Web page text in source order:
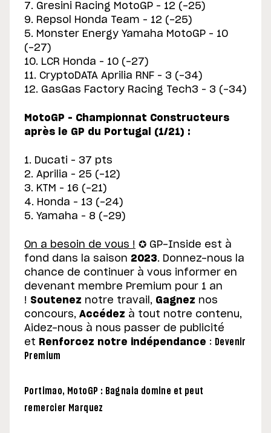
7. Gresini Racing MotoGP – 12 (-25)
9. Repsol Honda Team – 12 (-25)
5. Monster Energy Yamaha MotoGP – 10
(-27)
10. LCR Honda – 10 (-27)
11. CryptoDATA Aprilia RNF – 3 (-34)
12. GasGas Factory Racing Tech3 – 3 (-34)
MotoGP – Championnat Constructeurs
après le GP du Portugal (1/21) :
1. Ducati – 37 pts
2. Aprilia – 25 (-12)
3. KTM – 16 (-21)
4. Honda – 13 (-24)
5. Yamaha – 8 (-29)
On a besoin de vous ! ✪ GP-Inside est à
fond dans la saison 2023. Donnez-nous la
chance de continuer à vous informer en
devenant membre Premium pour 1 an
! Soutenez notre travail, Gagnez nos
concours, Accédez à tout notre contenu,
Aidez-nous à nous passer de publicité
et Renforcez notre indépendance : Devenir
Premium
Portimao, MotoGP : Bagnaia domine et peut
remercier Marquez